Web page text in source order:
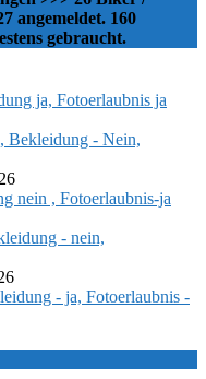
angemeldet. 160
gebraucht.
ja, Fotoerlaubnis ja
Bekleidung - Nein,
nein , Fotoerlaubnis-ja
- nein,
- ja, Fotoerlaubnis -